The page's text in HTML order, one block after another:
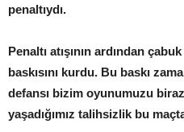
penaltıydı.
Penaltı atışının ardından
baskısını kurdu. Bu baskı
defansı bizim oyunumuzu
yaşadığımız talihsizlik bu